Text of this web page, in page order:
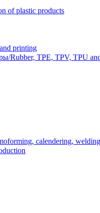
of plastic products
printing
Rubber, TPE, TPV, TPU
calendering,